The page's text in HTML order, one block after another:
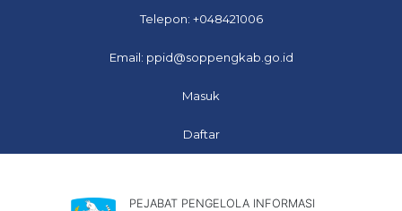
Telepon: +048421006
Email: ppid@soppengkab.go.id
Masuk
Daftar
PEJABAT PENGELOLA INFORMASI